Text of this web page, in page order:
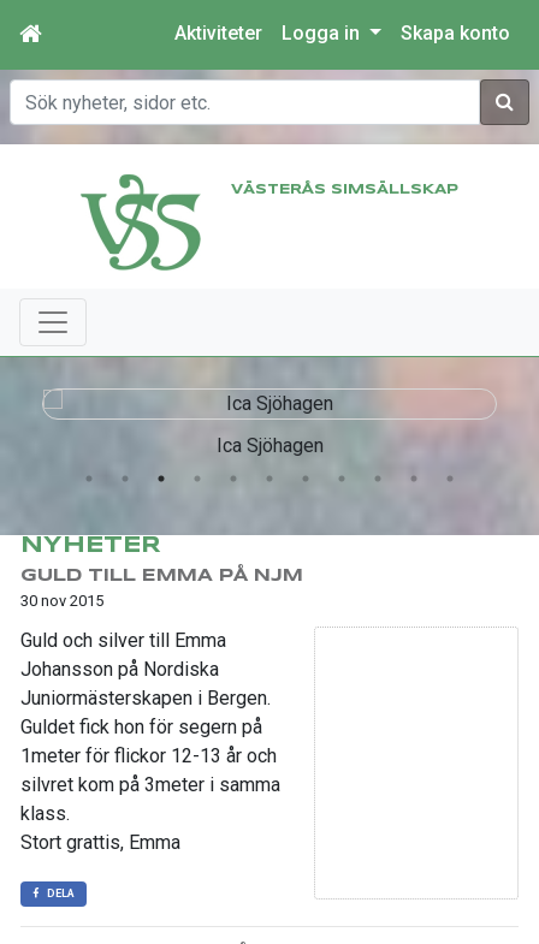
Aktiviteter Logga in Skapa konto
Sök
VÄSTERÅS SIMSÄLLSKAP
Ica Sjöhagen
NYHETER
GULD TILL EMMA PÅ NJM
30 nov 2015
Guld och silver till Emma
Johansson på Nordiska
Juniormästerskapen i Bergen.
Guldet fick hon för segern på
1meter för flickor 12-13 år och
silvret kom på 3meter i samma
klass.
Stort grattis, Emma
DELA